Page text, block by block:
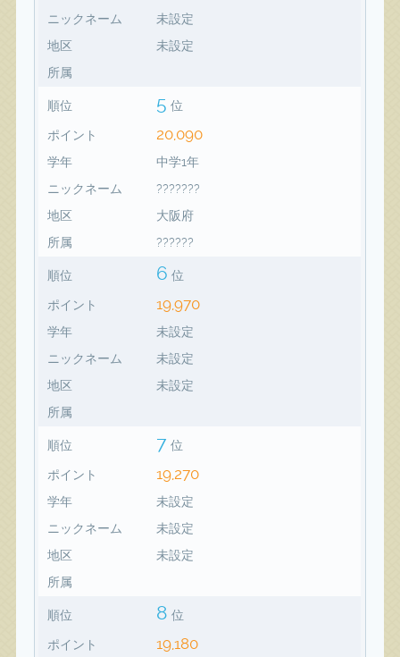
ニックネーム
未設定
地区
未設定
所属
順位 5 位
ポイント 20,090
学年
中学1年
ニックネーム
???????
地区
大阪府
所属
??????
順位 6 位
ポイント 19,970
学年
未設定
ニックネーム
未設定
地区
未設定
所属
順位 7 位
ポイント 19,270
学年
未設定
ニックネーム
未設定
地区
未設定
所属
順位 8 位
ポイント 19,180